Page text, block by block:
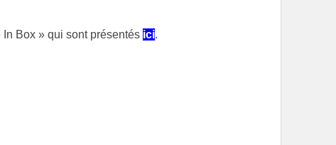
Box » qui sont présentés ici.